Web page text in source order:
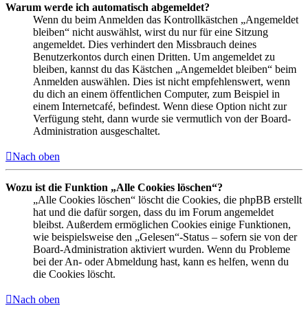
Warum werde ich automatisch abgemeldet?
Wenn du beim Anmelden das Kontrollkästchen „Angemeldet
bleiben“ nicht auswählst, wirst du nur für eine Sitzung
angemeldet. Dies verhindert den Missbrauch deines
Benutzerkontos durch einen Dritten. Um angemeldet zu
bleiben, kannst du das Kästchen „Angemeldet bleiben“ beim
Anmelden auswählen. Dies ist nicht empfehlenswert, wenn
du dich an einem öffentlichen Computer, zum Beispiel in
einem Internetcafé, befindest. Wenn diese Option nicht zur
Verfügung steht, dann wurde sie vermutlich von der Board-
Administration ausgeschaltet.
Nach oben
Wozu ist die Funktion „Alle Cookies löschen“?
„Alle Cookies löschen“ löscht die Cookies, die phpBB erstellt
hat und die dafür sorgen, dass du im Forum angemeldet
bleibst. Außerdem ermöglichen Cookies einige Funktionen,
wie beispielsweise den „Gelesen“-Status – sofern sie von der
Board-Administration aktiviert wurden. Wenn du Probleme
bei der An- oder Abmeldung hast, kann es helfen, wenn du
die Cookies löscht.
Nach oben